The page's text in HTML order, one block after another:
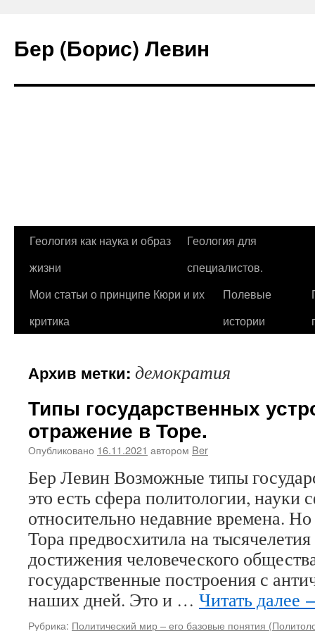
Бер (Борис) Левин
Перейти
содержимому
Геология как наука и образ
жизни
Геология для
специалистов.
Мои статьи о принципе Кюри и их
критика
Полевые
истории
Архив метки: демократия
Типы государственных
отражение в Торе.
Опубликовано 16.11.2021 автором Ber
Бер Левин Возможные типы
это есть сфера политологии, науки
относительно недавние времена. Но
Тора предвосхитила на
достижения человеческого
государственные построения с
наших дней. Это и … Читать далее
Рубрика: Политический мир – его базовые понятия